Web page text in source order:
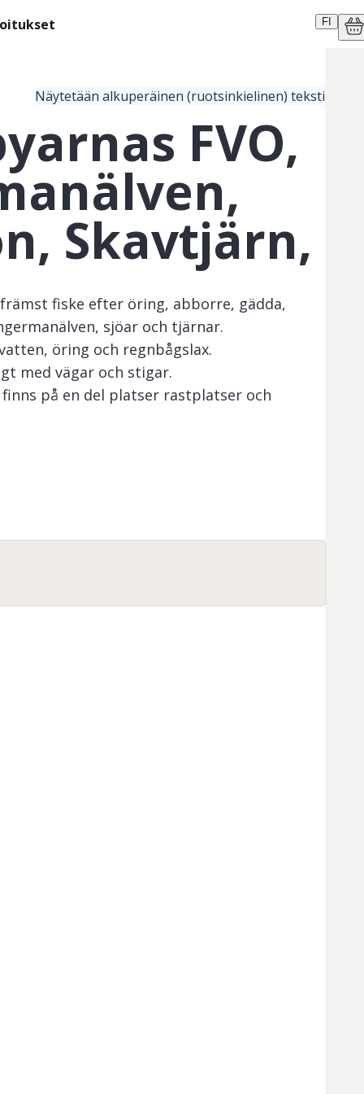
FI
Näytetään alkuperäinen (ruotsinkielinen) teksti
FVO,
Skavtjärn,
fiske efter öring, abborre, gädda,
sjöar och tjärnar.
öring och regnbågslax.
med vägar och stigar.
på en del platser rastplatser och
kalastusta lapsille ja nuorille. Lue ja noudata